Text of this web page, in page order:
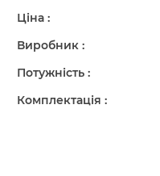
Ціна
Виробник
Потужність
Комплектація